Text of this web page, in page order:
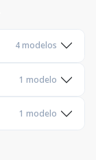
4 modelos
1 modelo
1 modelo